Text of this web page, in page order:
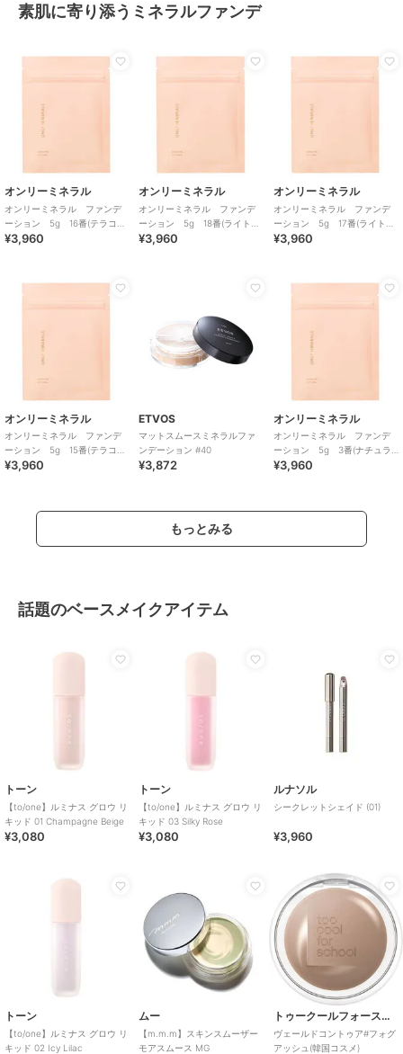
素肌に寄り添うミネラルファンデ
オンリーミネラル
オンリーミネラル ファンデ
ーション 5g 16番(テラコッ
タ／マット) <詰替用>
¥3,960
オンリーミネラル
オンリーミネラル ファンデ
ーション 5g 18番(ライトベ
ージュ／マット) <詰替用>
¥3,960
オンリーミネラル
オンリーミネラル ファンデ
ーション 5g 17番(ライトベ
ージュ／ツヤ) <詰替用>
¥3,960
オンリーミネラル
オンリーミネラル ファンデ
ーション 5g 15番(テラコッ
タ／ツヤ) <詰替用>
¥3,960
ETVOS
マットスムースミネラルファ
ンデーション #40
¥3,872
オンリーミネラル
オンリーミネラル ファンデ
ーション 5g 3番(ナチュラ
ルベージュ／ツヤ) <詰替用>
¥3,960
もっとみる
話題のベースメイクアイテム
トーン
【to/one】ルミナス グロウ リ
キッド 01 Champagne Beige
¥3,080
トーン
【to/one】ルミナス グロウ リ
キッド 03 Silky Rose
¥3,080
ルナソル
シークレットシェイド (01)
¥3,960
トーン
【to/one】ルミナス グロウ リ
キッド 02 Icy Lilac
ムー
【m.m.m】スキンスムーザー
モアスムース MG
トゥークールフォースクール
ヴェールドコントゥア#フォグ
アッシュ(韓国コスメ)